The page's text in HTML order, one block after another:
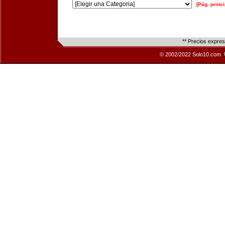
[Pág.
** Precios
© 2002/2022 Solo10.com